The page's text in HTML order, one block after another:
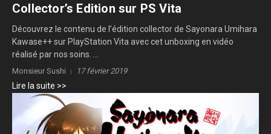
Collector’s Edition sur PS Vita
Découvrez le contenu de l’édition collector de Sayonara Umihara
Kawase++ sur PlayStation Vita avec cet unboxing en vidéo
réalisé par nos soins. ...
Monsieur Sushi 17 février 2019
Lire la suite >>